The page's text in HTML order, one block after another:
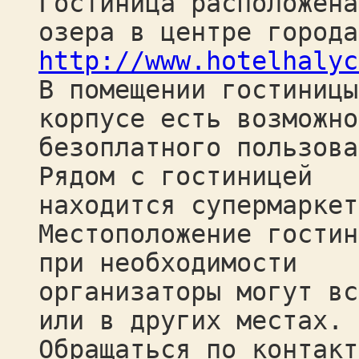
озера в центре
http://
В помещении
корпусе есть
безоплатного
Рядом с гостиницей
находится
Местоположение
при необходимости
организаторы могут
или в других местах.
Обращаться по